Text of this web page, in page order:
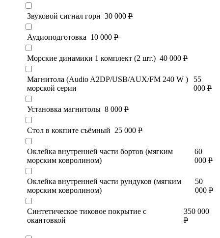
Звуковой сигнал горн 30 000 Р
Аудиоподготовка 10 000 Р
Морские динамики 1 комплект (2 шт.) 40 000 Р
Магнитола (Audio A2DP/USB/AUX/FM 240 W )
морской серии
55
000 Р
Установка магнитолы 8 000 Р
Стол в кокпите съёмный 25 000 Р
Оклейка внутренней части бортов (мягким
морским ковролином)
60
000 Р
Оклейка внутренней части рундуков (мягким
морским ковролином)
50
000 Р
Синтетическое тиковое покрытие с
окантовкой
350 000
Р